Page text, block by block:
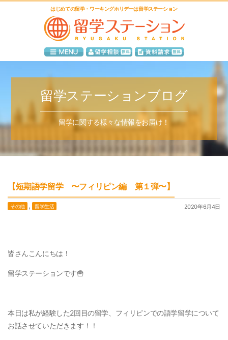
はじめての留学・ワーキングホリデーは留学ステーション
留学ステーションブログ
留学に関する様々な情報をお届け！
【短期語学留学 〜フィリピン編 第１弾〜】
その他 , 留学生活 2020年6月4日
皆さんこんにちは！
留学ステーションです🍟
本日は私が経験した2回目の留学、フィリピンでの語学留学について
お話させていただきます！！